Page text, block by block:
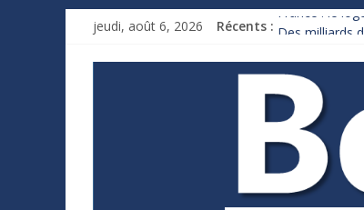
jeudi, août 6, 2026 Récents : France : le
Royaume-Uni
Xavier Niel,
Ruée des